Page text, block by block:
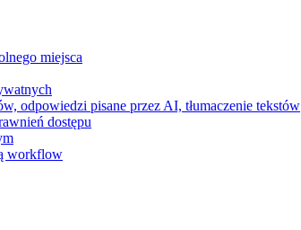
miejsca
odpowiedzi pisane przez AI, tłumaczenie tekstów
dostępu
workflow